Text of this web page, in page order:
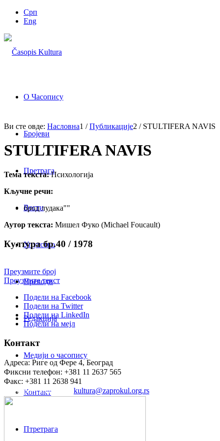
Срп
Eng
О Часопису
Бројеви
Претрага
Вести
Упутство
Преводи
Редакција
Медији о часопису
Контакт
Птретрага
Ви сте овде: Насловна1 / Публикације2 / STULTIFERA NAVIS
STULTIFERA NAVIS
Тема текста:Психологија
Кључне речи:
брод лудака""
Аутор текста: Мишел Фуко (Michael Foucault)
Култура бр.40 / 1978
Преузмите број
Преузмите текст
Подели на Facebook
Подели на Twitter
Подели на LinkedIn
Подели на мејл
Контакт
Адреса: Риге од Фере 4, Београд
Фиксни телефон: +381 11 2637 565
Факс: +381 11 2638 941
Електронска пошта:
kultura@zaprokul.org.rs